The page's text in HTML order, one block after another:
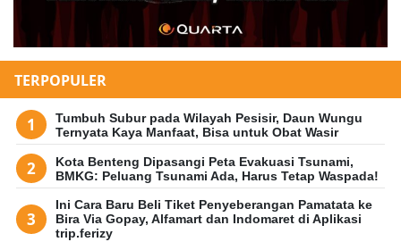
TERPOPULER
Tumbuh Subur pada Wilayah Pesisir, Daun Wungu
Ternyata Kaya Manfaat, Bisa untuk Obat Wasir
Kota Benteng Dipasangi Peta Evakuasi Tsunami,
BMKG: Peluang Tsunami Ada, Harus Tetap Waspada!
Ini Cara Baru Beli Tiket Penyeberangan Pamatata ke
Bira Via Gopay, Alfamart dan Indomaret di Aplikasi
trip.ferizy